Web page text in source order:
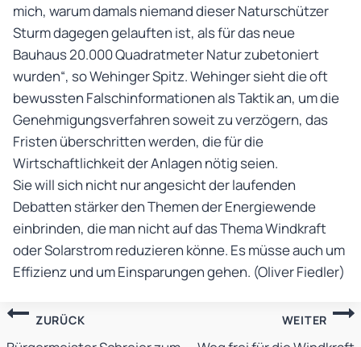
mich, warum damals niemand dieser Naturschützer
Sturm dagegen gelauften ist, als für das neue
Bauhaus 20.000 Quadratmeter Natur zubetoniert
wurden“, so Wehinger Spitz. Wehinger sieht die oft
bewussten Falschinformationen als Taktik an, um die
Genehmigungsverfahren soweit zu verzögern, das
Fristen überschritten werden, die für die
Wirtschaftlichkeit der Anlagen nötig seien.
Sie will sich nicht nur angesicht der laufenden
Debatten stärker den Themen der Energiewende
einbrinden, die man nicht auf das Thema Windkraft
oder Solarstrom reduzieren könne. Es müsse auch um
Effizienz und um Einsparungen gehen. (Oliver Fiedler)
Beitragsnavigation
ZURÜCK WEITER